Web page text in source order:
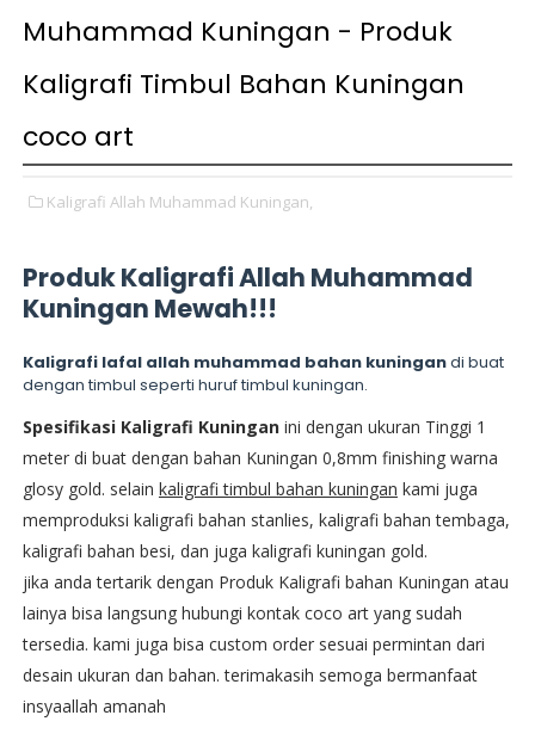
Muhammad Kuningan - Produk
Kaligrafi Timbul Bahan Kuningan
coco art
Kaligrafi Allah Muhammad Kuningan,
Produk Kaligrafi Allah Muhammad
Kuningan Mewah!!!
Kaligrafi lafal allah muhammad bahan kuningandi buat
dengan timbul seperti huruf timbul kuningan.
Spesifikasi Kaligrafi Kuninganini dengan ukuran Tinggi 1
meter di buat dengan bahan Kuningan 0,8mm finishing warna
glosy gold. selain kaligrafi timbul bahan kuningan kami juga
memproduksi kaligrafi bahan stanlies, kaligrafi bahan tembaga,
kaligrafi bahan besi, dan juga kaligrafi kuningan gold.
jika anda tertarik dengan Produk Kaligrafi bahan Kuningan atau
lainya bisa langsung hubungi kontak coco art yang sudah
tersedia. kami juga bisa custom order sesuai permintan dari
desain ukuran dan bahan. terimakasih semoga bermanfaat
insyaallah amanah